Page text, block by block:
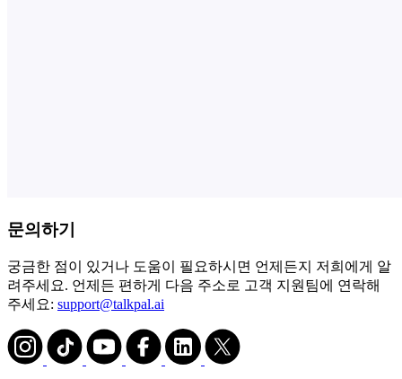
문의하기
궁금한 점이 있거나 도움이 필요하시면 언제든지 저희에게 알
려주세요. 언제든 편하게 다음 주소로 고객 지원팀에 연락해
주세요: support@talkpal.ai